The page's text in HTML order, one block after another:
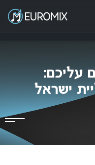
עליכם:
ישראל